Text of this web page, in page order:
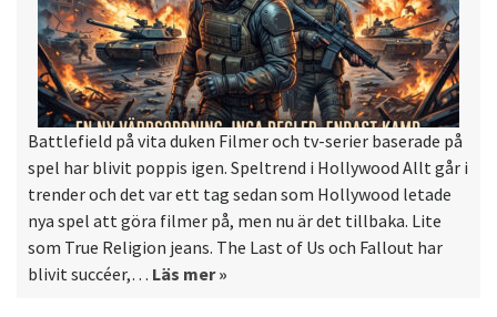
Battlefield på vita duken Filmer och tv-serier baserade på
spel har blivit poppis igen. Speltrend i Hollywood Allt går i
trender och det var ett tag sedan som Hollywood letade
nya spel att göra filmer på, men nu är det tillbaka. Lite
som True Religion jeans. The Last of Us och Fallout har
blivit succéer,… Läs mer »